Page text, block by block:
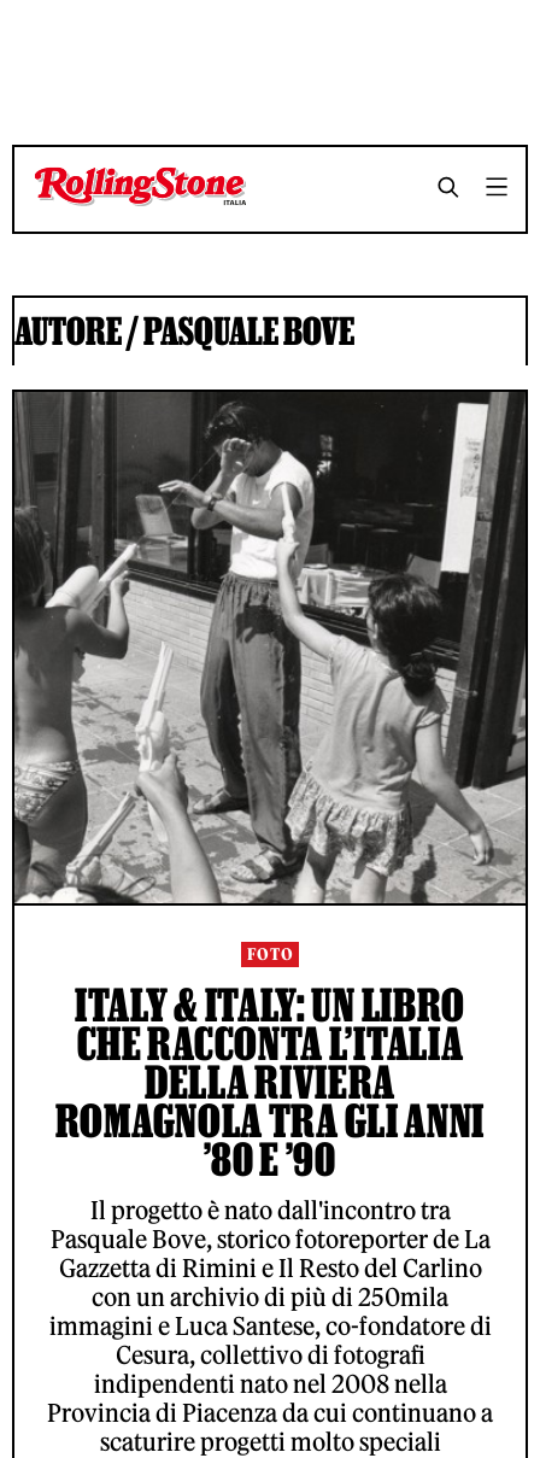
AUTORE /PASQUALE BOVE
FOTO
ITALY & ITALY: UN LIBRO
CHE RACCONTA L’ITALIA
DELLA RIVIERA
ROMAGNOLA TRA GLI ANNI
’80 E ’90
Il progetto è nato dall'incontro tra
Pasquale Bove, storico fotoreporter de La
Gazzetta di Rimini e Il Resto del Carlino
con un archivio di più di 250mila
immagini e Luca Santese, co-fondatore di
Cesura, collettivo di fotografi
indipendenti nato nel 2008 nella
Provincia di Piacenza da cui continuano a
scaturire progetti molto speciali